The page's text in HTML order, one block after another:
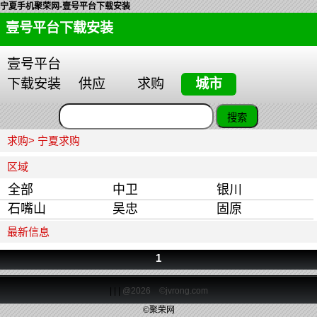
宁夏手机聚荣网-壹号平台下载安装
壹号平台下载安装
壹号平台
下载安装
供应 求购 城市
求购> 宁夏求购
区域
全部 中卫
银川
石嘴山
吴忠 固原
最新信息
1
@2026 ©jvrong.com
©聚荣网